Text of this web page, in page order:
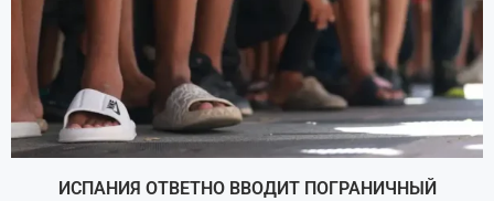
ИСПАНИЯ ОТВЕТНО ВВОДИТ ПОГРАНИЧНЫЙ